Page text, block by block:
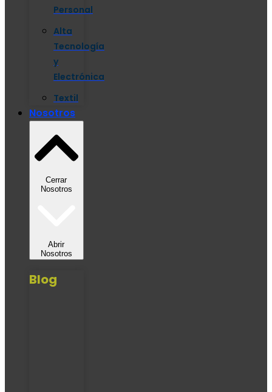
Personal
Alta
Tecnología
y
Electrónica
Textil
Nosotros
Cerrar
Nosotros
Abrir
Nosotros
Blog